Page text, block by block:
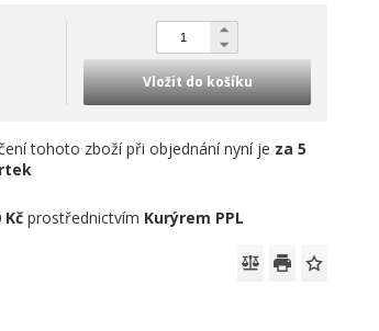
Vložit do košíku
tohoto zboží při objednání nyní je za 5
Kč prostřednictvím Kurýrem PPL